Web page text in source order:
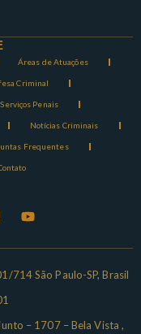
Áreas de Atuações
Criminal
Serviços Penais
Notícias Criminais
Frequentes
714 São Paulo-SP, Brasil
– 1707 – Bela Vista ,